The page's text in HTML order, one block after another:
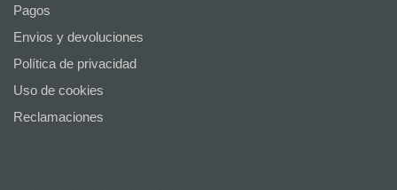
Pagos
Envios y devoluciones
Política de privacidad
Uso de cookies
Reclamaciones